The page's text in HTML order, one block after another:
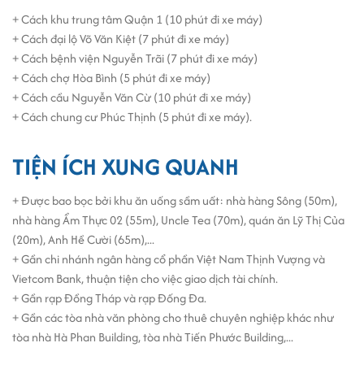
+ Cách khu trung tâm Quận 1 (10 phút đi xe máy)
+ Cách đại lộ Võ Văn Kiệt (7 phút đi xe máy)
+ Cách bệnh viện Nguyễn Trãi (7 phút đi xe máy)
+ Cách chợ Hòa Bình (5 phút đi xe máy)
+ Cách cầu Nguyễn Văn Cừ (10 phút đi xe máy)
+ Cách chung cư Phúc Thịnh (5 phút đi xe máy).
TIỆN ÍCH XUNG QUANH
+ Được bao bọc bởi khu ăn uống sầm uất: nhà hàng Sông (50m),
nhà hàng Ẩm Thực 02 (55m), Uncle Tea (70m), quán ăn Lỹ Thị Của
(20m), Anh Hề Cười (65m),...
+ Gần chi nhánh ngân hàng cổ phần Việt Nam Thịnh Vượng và
Vietcom Bank, thuận tiện cho việc giao dịch tài chính.
+ Gần rạp Đồng Tháp và rạp Đống Đa.
+ Gần các tòa nhà văn phòng cho thuê chuyên nghiệp khác như
tòa nhà Hà Phan Building, tòa nhà Tiến Phước Building,...